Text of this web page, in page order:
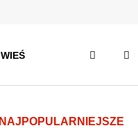
WIEŚ
NAJPOPULARNIEJSZE